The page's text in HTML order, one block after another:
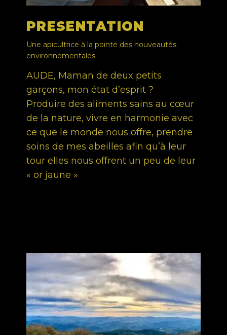
PRESENTATION
Une apicultrice à la pointe des nouveautés
environnementales.
AUDE, Maman de deux petits
garçons, mon état d’esprit ?
Produire des aliments sains au cœur
de la nature, vivre en harmonie avec
ce que le monde nous offre, prendre
soins de mes abeilles afin qu’à leur
tour elles nous offrent un peu de leur
« or jaune »